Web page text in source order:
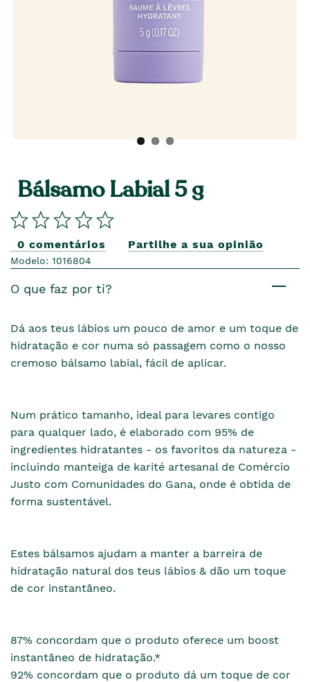
Bálsamo Labial 5 g
0 comentários Partilhe a sua opinião
Modelo: 1016804
O que faz por ti?
Dá aos teus lábios um pouco de amor e um toque de
hidratação e cor numa só passagem como o nosso
cremoso bálsamo labial, fácil de aplicar.
Num prático tamanho, ideal para levares contigo
para qualquer lado, é elaborado com 95% de
ingredientes hidratantes - os favoritos da natureza -
incluindo manteiga de karité artesanal de Comércio
Justo com Comunidades do Gana, onde é obtida de
forma sustentável.
Estes bálsamos ajudam a manter a barreira de
hidratação natural dos teus lábios & dão um toque
de cor instantâneo.
87% concordam que o produto oferece um boost
instantâneo de hidratação.*
92% concordam que o produto dá um toque de cor